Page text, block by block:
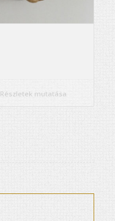
Részletek mutatása